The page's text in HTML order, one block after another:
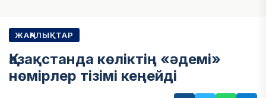
ЖАҢАЛЫҚТАР
Қазақстанда көліктің «әдемі»
нөмірлер тізімі кеңейді